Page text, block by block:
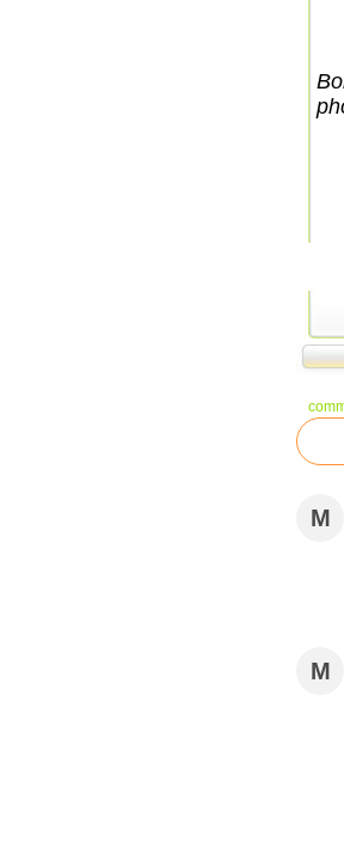
M
M